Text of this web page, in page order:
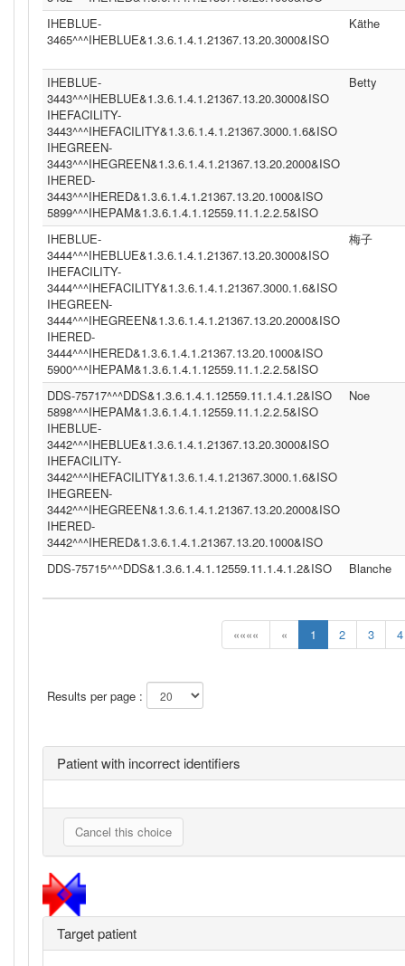
«««« « 1 2 3 4
Results per page :
IHEBLUE-
3465^^^IHEBLUE&1.3.6.1.4.1.21367.13.20.3000&ISO
Käthe
IHEBLUE-
3443^^^IHEBLUE&1.3.6.1.4.1.21367.13.20.3000&ISO
IHEFACILITY-
3443^^^IHEFACILITY&1.3.6.1.4.1.21367.3000.1.6&ISO
IHEGREEN-
3443^^^IHEGREEN&1.3.6.1.4.1.21367.13.20.2000&ISO
IHERED-
3443^^^IHERED&1.3.6.1.4.1.21367.13.20.1000&ISO
5899^^^IHEPAM&1.3.6.1.4.1.12559.11.1.2.2.5&ISO
Betty
IHEBLUE-
3444^^^IHEBLUE&1.3.6.1.4.1.21367.13.20.3000&ISO
IHEFACILITY-
3444^^^IHEFACILITY&1.3.6.1.4.1.21367.3000.1.6&ISO
IHEGREEN-
3444^^^IHEGREEN&1.3.6.1.4.1.21367.13.20.2000&ISO
IHERED-
3444^^^IHERED&1.3.6.1.4.1.21367.13.20.1000&ISO
5900^^^IHEPAM&1.3.6.1.4.1.12559.11.1.2.2.5&ISO
梅子
DDS-75717^^^DDS&1.3.6.1.4.1.12559.11.1.4.1.2&ISO
5898^^^IHEPAM&1.3.6.1.4.1.12559.11.1.2.2.5&ISO
IHEBLUE-
3442^^^IHEBLUE&1.3.6.1.4.1.21367.13.20.3000&ISO
IHEFACILITY-
3442^^^IHEFACILITY&1.3.6.1.4.1.21367.3000.1.6&ISO
IHEGREEN-
3442^^^IHEGREEN&1.3.6.1.4.1.21367.13.20.2000&ISO
IHERED-
3442^^^IHERED&1.3.6.1.4.1.21367.13.20.1000&ISO
Noe
DDS-75715^^^DDS&1.3.6.1.4.1.12559.11.1.4.1.2&ISO Blanche
Patient with incorrect identifiers
Target patient